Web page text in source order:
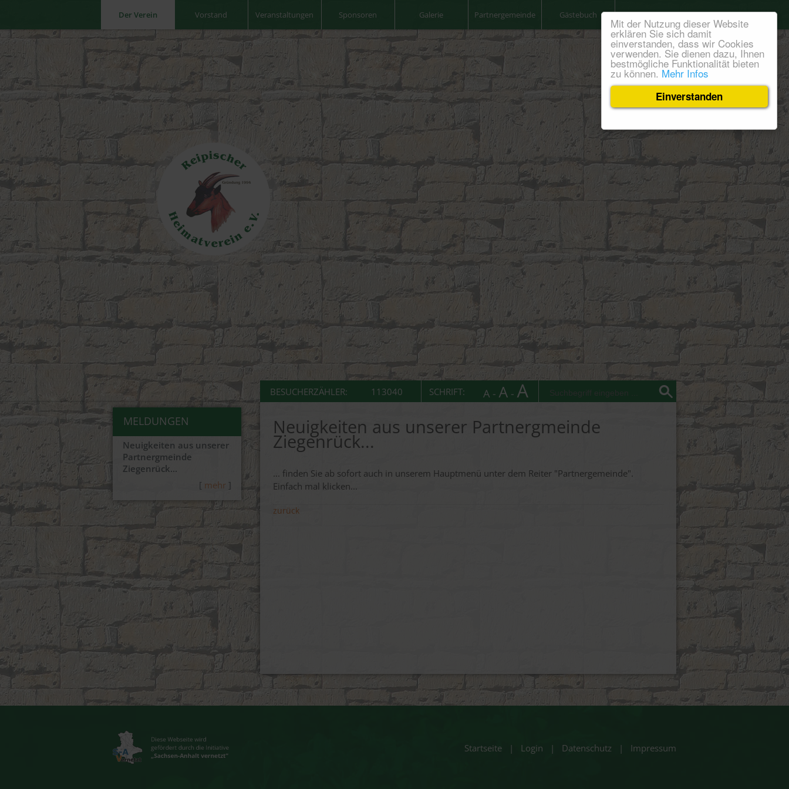
Mit der Nutzung dieser Website
erklären Sie sich damit
einverstanden, dass wir Cookies
verwenden. Sie dienen dazu, Ihnen
bestmögliche Funktionalität bieten
zu können. Mehr Infos
Einverstanden
Der Verein Vorstand Veranstaltungen Sponsoren Galerie Partnergemeinde Gästebuch Kontakt
BESUCHERZÄHLER: 113040 SCHRIFT:
MELDUNGEN
Neuigkeiten aus unserer
Partnergmeinde
Ziegenrück...
[ mehr ]
Neuigkeiten aus unserer Partnergmeinde
Ziegenrück...
... finden Sie ab sofort auch in unserem Hauptmenü unter dem Reiter "Partnergemeinde".
Einfach mal klicken...
zurück
Startseite | Login | Datenschutz | Impressum